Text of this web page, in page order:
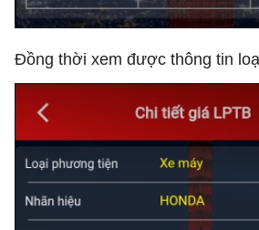
Đồng thời xem được thông tin